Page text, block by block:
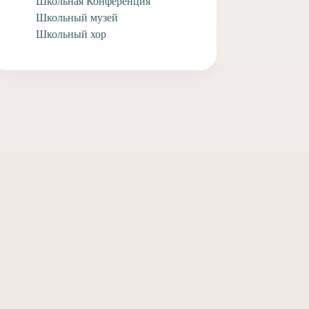
Школьный музей
Школьный хор